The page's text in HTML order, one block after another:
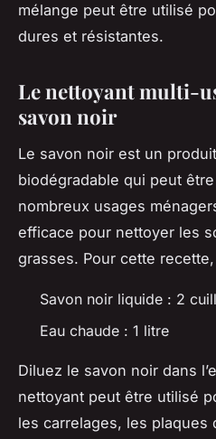
mélange peut être utilisé
dures et résistantes.
Le nettoyant multi-
savon noir
Le savon noir est un produit
biodégradable qui peut
nombreux usages
efficace pour nettoyer les
grasses. Pour cette
Savon noir liquide : 2
Eau chaude : 1 litre
Diluez le savon noir dans
nettoyant peut être utilisé
les carrelages, les plaques